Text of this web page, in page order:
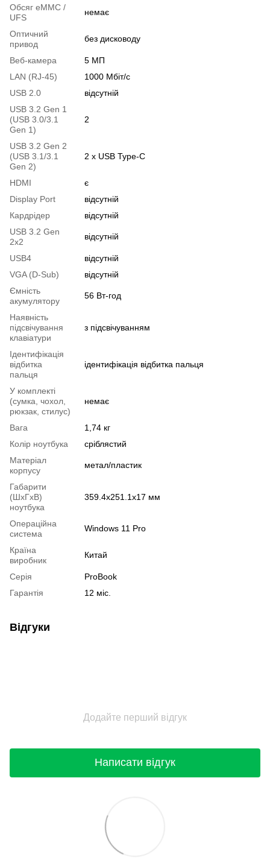
Обсяг eMMC /
UFS
немає
Оптичний
привод
без дисководу
Веб-камера
5 МП
LAN (RJ-45)
1000 Мбіт/с
USB 2.0
відсутній
USB 3.2 Gen 1
(USB 3.0/3.1
Gen 1)
2
USB 3.2 Gen 2
(USB 3.1/3.1
Gen 2)
2 x USB Type-C
HDMI
є
Display Port
відсутній
Кардрідер
відсутній
USB 3.2 Gen
2x2
відсутній
USB4
відсутній
VGA (D-Sub)
відсутній
Ємність
акумулятору
56 Вт-год
Наявність
підсвічування
клавіатури
з підсвічуванням
Ідентифікація
відбитка
пальця
ідентифікація відбитка пальця
У комплекті
(сумка, чохол,
рюкзак, стилус)
немає
Вага
1,74 кг
Колір ноутбука
сріблястий
Матеріал
корпусу
метал/пластик
Габарити
(ШхГхВ)
ноутбука
359.4х251.1х17 мм
Операційна
система
Windows 11 Pro
Країна
виробник
Китай
Серія
ProBook
Гарантія
12 міс.
Відгуки
Додайте перший відгук
Написати відгук